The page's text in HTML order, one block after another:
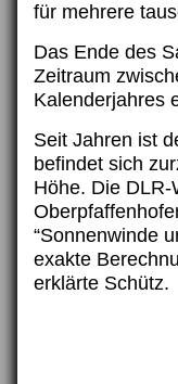
für mehrere
Das Ende des
Zeitraum
Kalenderjahres
Seit Jahren ist
befindet sich
Höhe. Die
“Sonnenwinde
exakte
erklärte Schütz.